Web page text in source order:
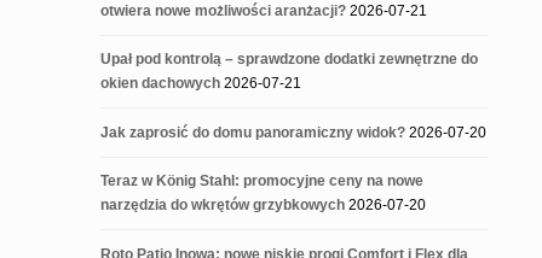
otwiera nowe możliwości aranżacji? 2026-07-21
Upał pod kontrolą – sprawdzone dodatki zewnętrzne do
okien dachowych 2026-07-21
Jak zaprosić do domu panoramiczny widok? 2026-07-20
Teraz w König Stahl: promocyjne ceny na nowe
narzędzia do wkrętów grzybkowych 2026-07-20
Roto Patio Inowa: nowe niskie progi Comfort i Flex dla